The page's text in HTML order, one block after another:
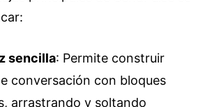
sencilla: Permite construir
conversación con bloques
arrastrando y soltando